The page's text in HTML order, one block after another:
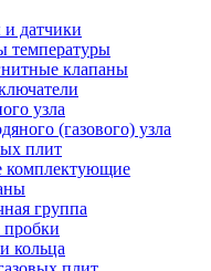
и датчики
температуры
клапаны
узла
(газового) узла
плит
комплектующие
группа
кольца